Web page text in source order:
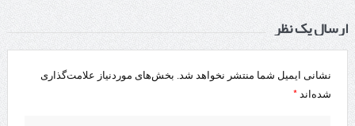
ارسال یک نظر
نشانی ایمیل شما منتشر نخواهد شد. بخش‌های موردنیاز علامت‌گذاری
شده‌اند *